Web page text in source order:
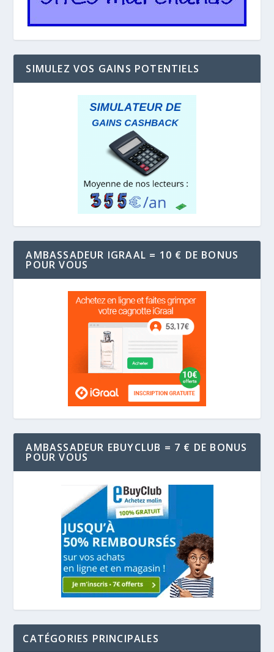
SIMULEZ VOS GAINS POTENTIELS
AMBASSADEUR IGRAAL = 10 € DE BONUS
POUR VOUS
AMBASSADEUR EBUYCLUB = 7 € DE BONUS
POUR VOUS
CATÉGORIES PRINCIPALES